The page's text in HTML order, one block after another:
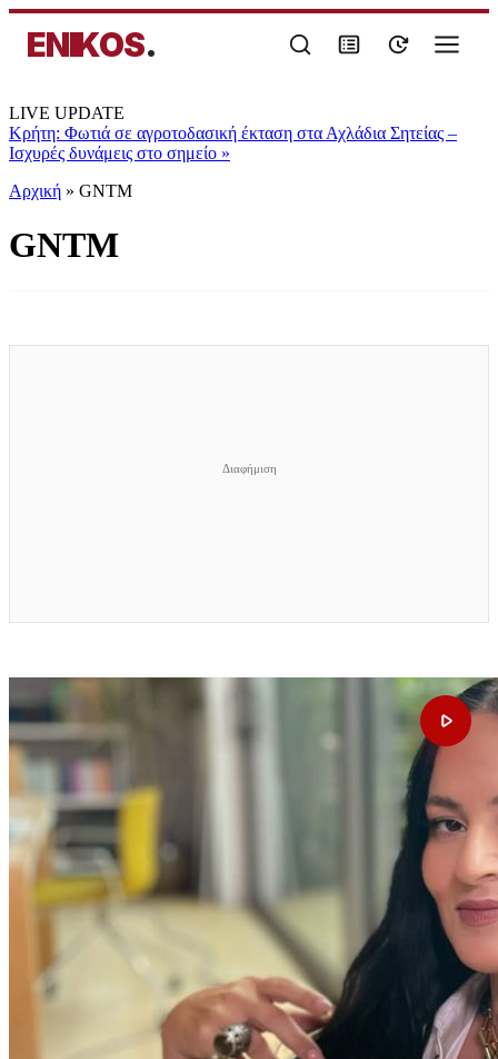
ENIKOS.
LIVE UPDATE
Κρήτη: Φωτιά σε αγροτοδασική έκταση στα Αχλάδια Σητείας –
Ισχυρές δυνάμεις στο σημείο »
Αρχική » GNTM
GNTM